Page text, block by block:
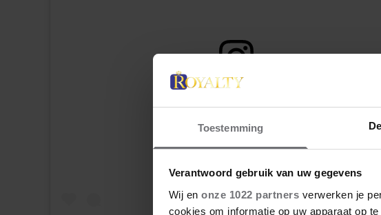
Toestemming
Verantwoord gebruik van uw gegevens
Wij en onze 1022 partners verwerken je
cookies om informatie op uw apparaat op